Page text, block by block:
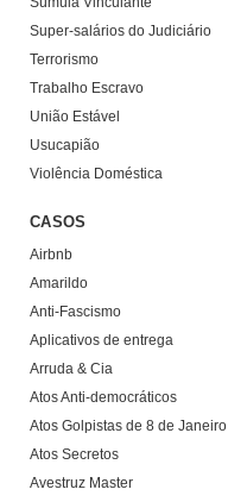
Super-salários do Judiciário
Terrorismo
Trabalho Escravo
União Estável
Usucapião
Violência Doméstica
CASOS
Airbnb
Amarildo
Anti-Fascismo
Aplicativos de entrega
Arruda & Cia
Atos Anti-democráticos
Atos Golpistas de 8 de Janeiro
Atos Secretos
Avestruz Master